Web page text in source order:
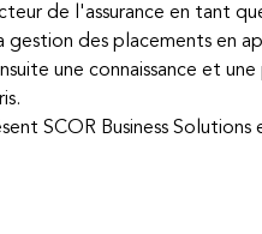
de l'assurance en tant
gestion des placements
une connaissance et
SCOR Business